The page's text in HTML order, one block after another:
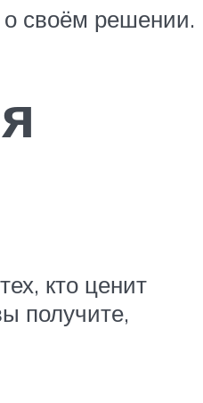
своём решении.
кто ценит
получите,